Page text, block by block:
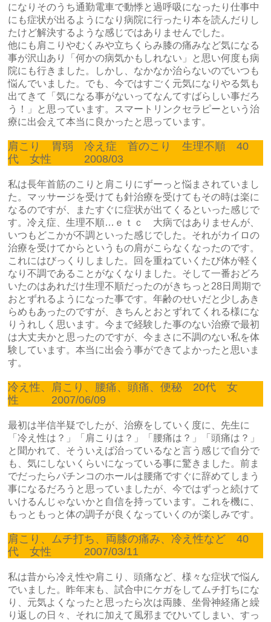
になりそのうち通勤電車で動悸と過呼吸になったり仕事中
にも症状が出るようになり病院に行ったり本を読んだりし
たけど解決するような感じではありませんでした。
他にも肩こりやむくみや立ちくらみ膝の痛みなど気になる
事が沢山あり「何かの病気かもしれない」と思い何度も病
院にも行きました。しかし、なかなか治らないのでいつも
悩んでいました。でも、今ではすごく元気になりやる気も
出てきて「気になる事がないってなんてすばらしい事だろ
う！」と思っています。スマートリンクセラピーという治
療に出会えて本当に良かったと思っています。
肩こり 胃弱 冷え症 首のこり 生理不順 40
代 女性 2008/03
私は長年首筋のこりと肩こりにずーっと悩まされていまし
た。マッサージを受けても針治療を受けてもその時は楽に
なるのですが、またすぐに症状が出てくるといった感じで
す。冷え症、生理不順…ｅｔｃ 大病ではありませんが、
いつもどこかが不調といった感じでした。それがカイロの
治療を受けてからというもの肩がこらなくなったのです。
これにはびっくりしました。回を重ねていくたび体が軽く
なり不調であることがなくなりました。そして一番おどろ
いたのはあれだけ生理不順だったのがきちっと28日周期で
おとずれるようになった事です。年齢のせいだと少しあき
らめもあったのですが、きちんとおとずれてくれる様にな
りうれしく思います。今まで経験した事のない治療で最初
は大丈夫かと思ったのですが、今まさに不調のない私を体
験しています。本当に出会う事ができてよかったと思いま
す。
冷え性、肩こり、腰痛、頭痛、便秘 20代 女
性 2007/06/09
最初は半信半疑でしたが、治療をしていく度に、先生に
「冷え性は？」「肩こりは？」「腰痛は？」「頭痛は？」
と聞かれて、そういえば治っているなと言う感じで自分で
も、気にしないくらいになっている事に驚きました。前ま
でだったらパチンコのホールは腰痛ですぐに辞めてしまう
事になるだろうと思っていましたが、今ではずっと続けて
いけるんじゃないかと自信を持っています。これを機に、
もっともっと体の調子が良くなっていくのが楽しみです。
肩こり、ムチ打ち、両膝の痛み、冷え性など 40
代 女性 2007/03/11
私は昔から冷え性や肩こり、頭痛など、様々な症状で悩ん
でいました。昨年末も、試合中にケガをしてムチ打ちにな
り、元気よくなったと思ったら次は両膝、坐骨神経痛と繰
り返しの日々、それに加えて風邪までひいてしまい、すっ